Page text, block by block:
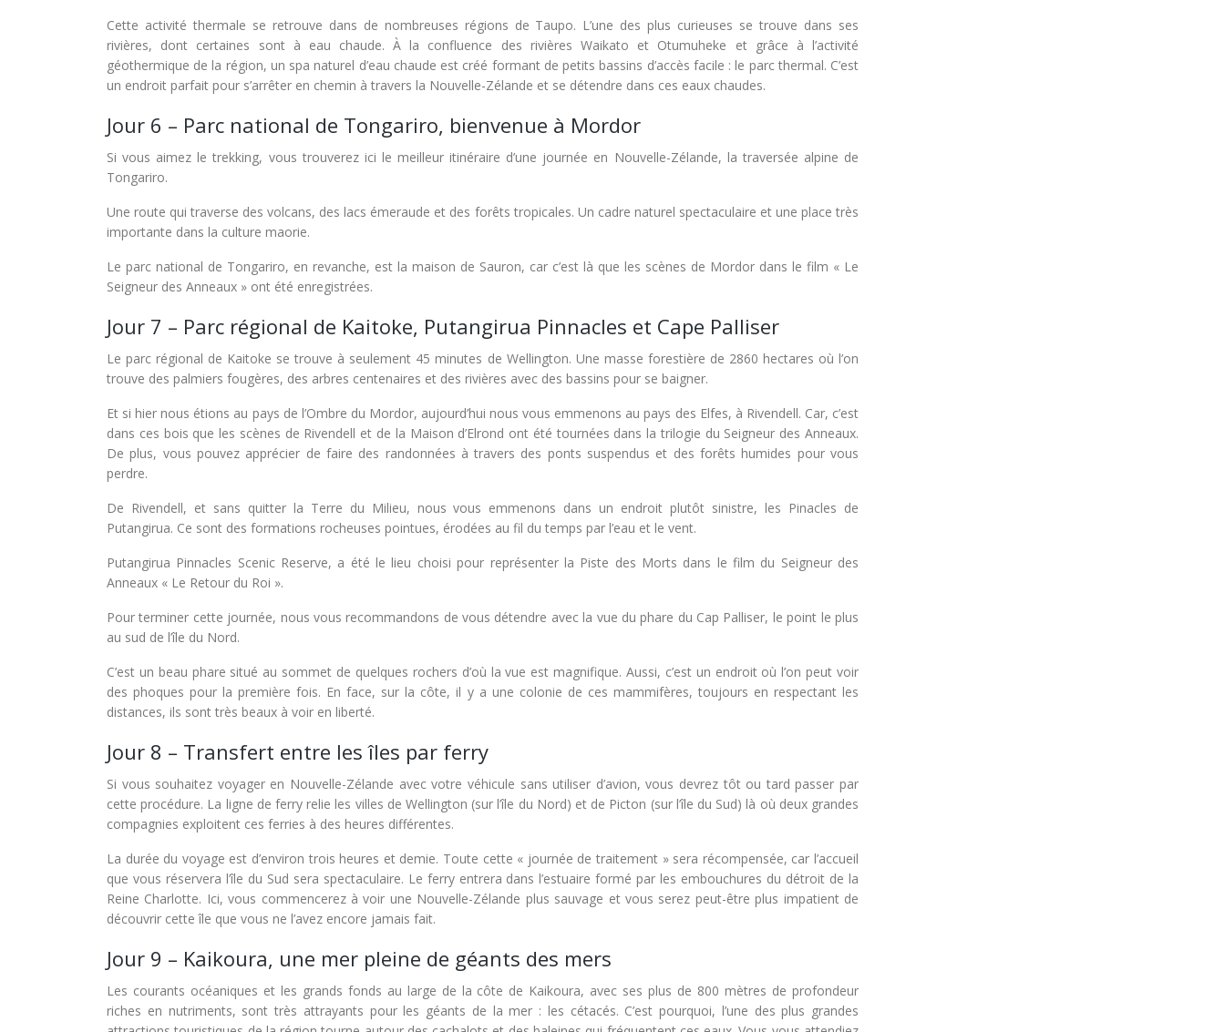
Cette activité thermale se retrouve dans de nombreuses régions de Taupo. L’une des plus curieuses se trouve dans ses
rivières, dont certaines sont à eau chaude. À la confluence des rivières Waikato et Otumuheke et grâce à l’activité
géothermique de la région, un spa naturel d’eau chaude est créé formant de petits bassins d’accès facile : le parc thermal. C’est
un endroit parfait pour s’arrêter en chemin à travers la Nouvelle-Zélande et se détendre dans ces eaux chaudes.
Jour 6 – Parc national de Tongariro, bienvenue à Mordor
Si vous aimez le trekking, vous trouverez ici le meilleur itinéraire d’une journée en Nouvelle-Zélande, la traversée alpine de
Tongariro.
Une route qui traverse des volcans, des lacs émeraude et des forêts tropicales. Un cadre naturel spectaculaire et une place très
importante dans la culture maorie.
Le parc national de Tongariro, en revanche, est la maison de Sauron, car c’est là que les scènes de Mordor dans le film « Le
Seigneur des Anneaux » ont été enregistrées.
Jour 7 – Parc régional de Kaitoke, Putangirua Pinnacles et Cape Palliser
Le parc régional de Kaitoke se trouve à seulement 45 minutes de Wellington. Une masse forestière de 2860 hectares où l’on
trouve des palmiers fougères, des arbres centenaires et des rivières avec des bassins pour se baigner.
Et si hier nous étions au pays de l’Ombre du Mordor, aujourd’hui nous vous emmenons au pays des Elfes, à Rivendell. Car, c’est
dans ces bois que les scènes de Rivendell et de la Maison d’Elrond ont été tournées dans la trilogie du Seigneur des Anneaux.
De plus, vous pouvez apprécier de faire des randonnées à travers des ponts suspendus et des forêts humides pour vous
perdre.
De Rivendell, et sans quitter la Terre du Milieu, nous vous emmenons dans un endroit plutôt sinistre, les Pinacles de
Putangirua. Ce sont des formations rocheuses pointues, érodées au fil du temps par l’eau et le vent.
Putangirua Pinnacles Scenic Reserve, a été le lieu choisi pour représenter la Piste des Morts dans le film du Seigneur des
Anneaux « Le Retour du Roi ».
Pour terminer cette journée, nous vous recommandons de vous détendre avec la vue du phare du Cap Palliser, le point le plus
au sud de l’île du Nord.
C’est un beau phare situé au sommet de quelques rochers d’où la vue est magnifique. Aussi, c’est un endroit où l’on peut voir
des phoques pour la première fois. En face, sur la côte, il y a une colonie de ces mammifères, toujours en respectant les
distances, ils sont très beaux à voir en liberté.
Jour 8 – Transfert entre les îles par ferry
Si vous souhaitez voyager en Nouvelle-Zélande avec votre véhicule sans utiliser d’avion, vous devrez tôt ou tard passer par
cette procédure. La ligne de ferry relie les villes de Wellington (sur l’île du Nord) et de Picton (sur l’île du Sud) là où deux grandes
compagnies exploitent ces ferries à des heures différentes.
La durée du voyage est d’environ trois heures et demie. Toute cette « journée de traitement » sera récompensée, car l’accueil
que vous réservera l’île du Sud sera spectaculaire. Le ferry entrera dans l’estuaire formé par les embouchures du détroit de la
Reine Charlotte. Ici, vous commencerez à voir une Nouvelle-Zélande plus sauvage et vous serez peut-être plus impatient de
découvrir cette île que vous ne l’avez encore jamais fait.
Jour 9 – Kaikoura, une mer pleine de géants des mers
Les courants océaniques et les grands fonds au large de la côte de Kaikoura, avec ses plus de 800 mètres de profondeur
riches en nutriments, sont très attrayants pour les géants de la mer : les cétacés. C’est pourquoi, l’une des plus grandes